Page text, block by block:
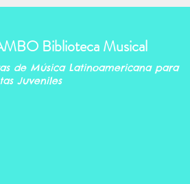
Biblioteca Musical
de Música Latinoamericana para
Juveniles